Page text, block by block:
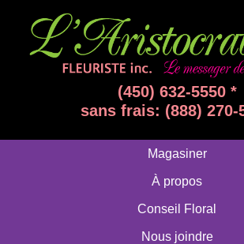
(450) 632-5550 *
sans frais: (888) 270-
Magasiner
À propos
Conseil Floral
Nous joindre